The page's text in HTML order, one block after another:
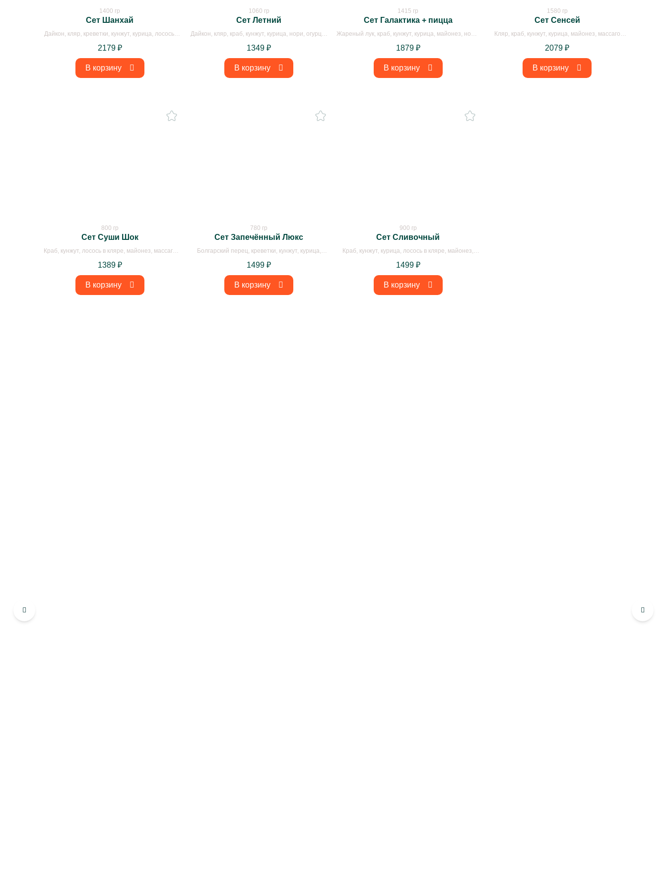
1400 гр
Сет Шанхай
Дайкон, кляр, креветки, кунжут, курица, лосось,
панировочные сухари, пекинская капуста, рис,
соус унаги, спринг тесто, творожный сыр
2179 ₽
В корзину
1060 гр
Сет Летний
Дайкон, кляр, краб, кунжут, курица, нори, огурцы,
1349₽
В корзину
1415 гр
Сет Галактика + пицца
Жареный лук, краб, кунжут, курица, майонез, нори,
творожный сыр, тесто, фри
1879 ₽
В корзину
1580 гр
Сет Сенсей
Кляр, краб, кунжут, курица, майонез, массаго
панировочные сухари, рис, творожный сыр,
2079₽
В корзину
800 гр
Сет Суши Шок
Краб, кунжут, лосось в кляре, майонез, массаго
творожный сыр, томаго
1389 ₽
В корзину
780 гр
Сет Запечённый Люкс
Болгарский перец, креветки, кунжут, курица,
огурцы, окунь, рис, творожный сыр
1499₽
В корзину
900 гр
Сет Сливочный
Краб, кунжут, курица, лосось в кляре, майонез,
1499 ₽
В корзину